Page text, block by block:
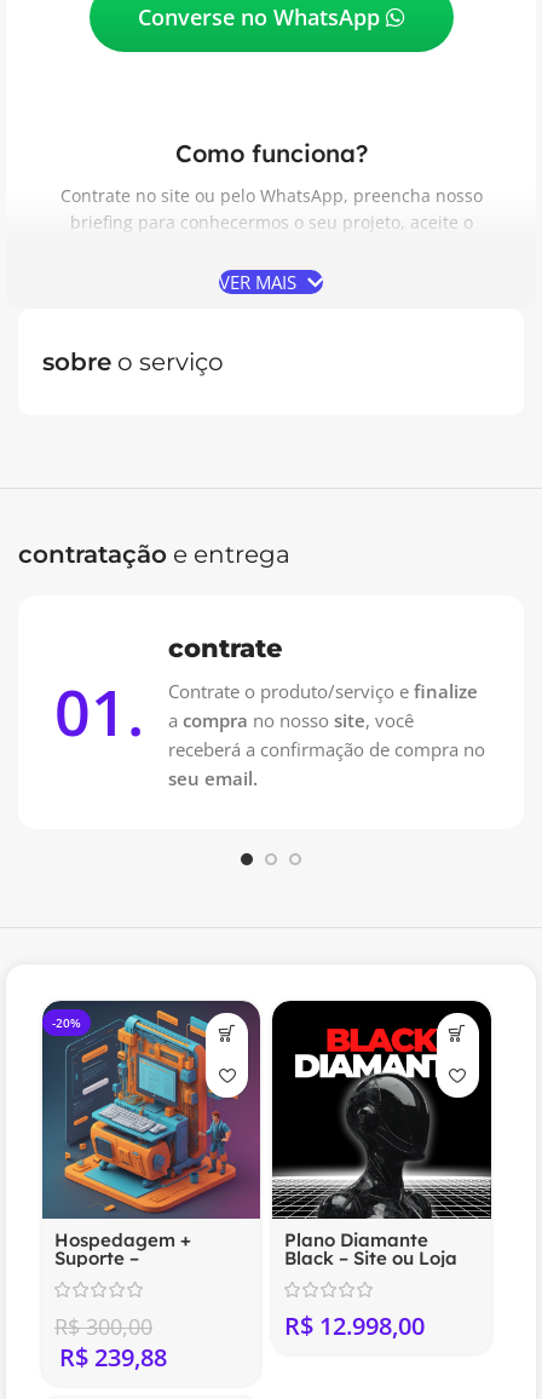
Converse no WhatsApp
Como funciona?
Contrate no site ou pelo WhatsApp, preencha nosso
briefing para conhecermos o seu projeto, aceite o
as etapas do desenvolvimento e receba do seu jeito.
Oferta Especial: Vai pagar no PIX?
VER MAIS
sobre o serviço
contratação e entrega
01.
contrate
Contrate o produto/serviço efinalize
acompra no nossosite, você
receberá a confirmação de compra no
seu email.
-20%
Hospedagem +
Suporte –
Compartilhada
(Anual)
R$300,00
R$ 239,88
Plano Diamante
Black – Site ou Loja
Virtual Profissional
R$